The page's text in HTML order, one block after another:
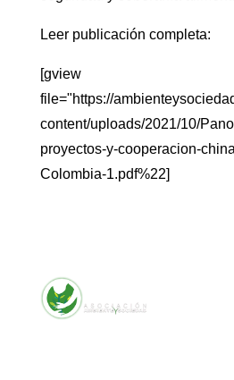
Leer publicación completa:
[gview
file="https://
content/uploads/2021/10/
proyectos-y-cooperacion-
Colombia-1.pdf%22]